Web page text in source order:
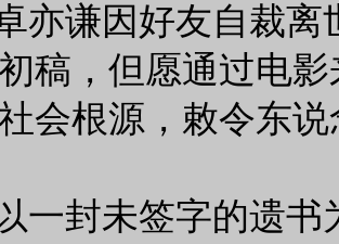
亦谦因好友自裁
稿，但愿通过电
会根源，敕令东
一封未签字的遗